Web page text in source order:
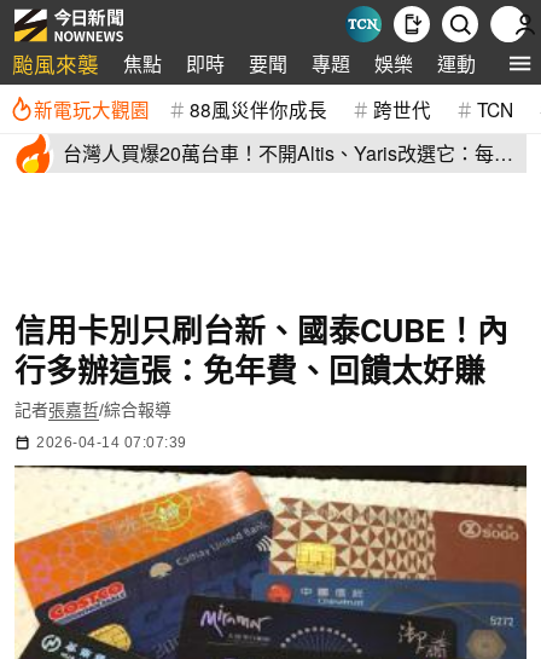
颱風來襲 焦點 即時 要聞 專題 娛樂 運動 全球
新電玩大觀園 88風災伴你成長 跨世代 TCN
台灣人買爆20萬台車！不開Altis、Yaris改選它：每輛
信用卡別只刷台新、國泰CUBE！內
行多辦這張：免年費、回饋太好賺
記者張嘉哲/綜合報導
2026-04-14 07:07:39